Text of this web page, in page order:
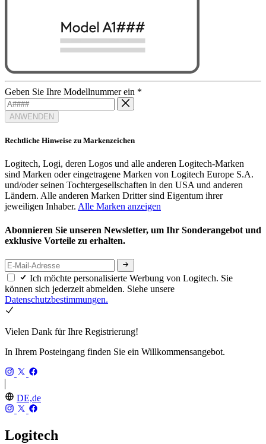
Geben Sie Ihre Modellnummer ein *
ANWENDEN
Rechtliche Hinweise zu Markenzeichen
Logitech, Logi, deren Logos und alle anderen Logitech-Marken
sind Marken oder eingetragene Marken von Logitech Europe S.A.
und/oder seinen Tochtergesellschaften in den USA und anderen
Ländern. Alle anderen Marken Dritter sind Eigentum ihrer
jeweiligen Inhaber. Alle Marken anzeigen
Abonnieren Sie unseren Newsletter, um Ihr Sonderangebot und
exklusive Vorteile zu erhalten.
Ich möchte personalisierte Werbung von Logitech. Sie
können sich jederzeit abmelden. Siehe unsere
Datenschutzbestimmungen.
Vielen Dank für Ihre Registrierung!
In Ihrem Posteingang finden Sie ein Willkommensangebot.
DE,de
Logitech